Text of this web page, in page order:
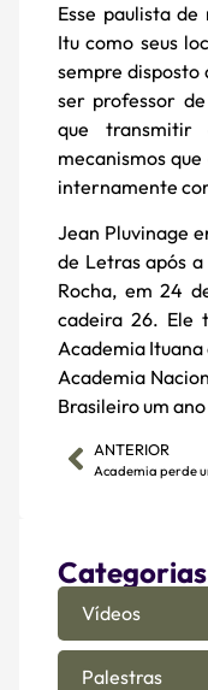
Esse paulista
Itu como seus
sempre disposto
ser professor
que transmitir
mecanismos
internamente
Jean Pluvinage
de Letras após
Rocha, em 24
cadeira 26. Ele
Academia Ituana
Academia
Brasileiro um
ANTERIOR
Categorias
Vídeos
Palestras